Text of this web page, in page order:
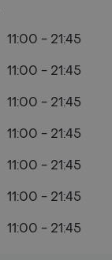
11:00 - 21:45
11:00 - 21:45
11:00 - 21:45
11:00 - 21:45
11:00 - 21:45
11:00 - 21:45
11:00 - 21:45